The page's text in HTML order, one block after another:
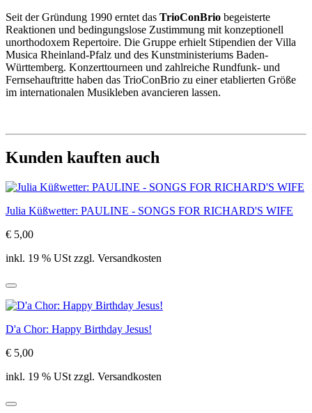
Seit der Gründung 1990 erntet das TrioConBrio begeisterte
Reaktionen und bedingungslose Zustimmung mit konzeptionell
unorthodoxem Repertoire. Die Gruppe erhielt Stipendien der Villa
Musica Rheinland-Pfalz und des Kunstministeriums Baden-
Württemberg. Konzerttourneen und zahlreiche Rundfunk- und
Fernsehauftritte haben das TrioConBrio zu einer etablierten Größe
im internationalen Musikleben avancieren lassen.
Kunden kauften auch
Julia Küßwetter: PAULINE - SONGS FOR RICHARD'S WIFE
€ 5,00
inkl. 19 % USt zzgl. Versandkosten
D'a Chor: Happy Birthday Jesus!
€ 5,00
inkl. 19 % USt zzgl. Versandkosten